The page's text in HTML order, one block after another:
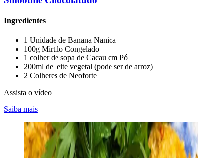
Ingredientes
1 Unidade de Banana Nanica
100g Mirtilo Congelado
1 colher de sopa de Cacau em Pó
200ml de leite vegetal (pode ser de arroz)
2 Colheres de Neoforte
Assista o vídeo
Saiba mais